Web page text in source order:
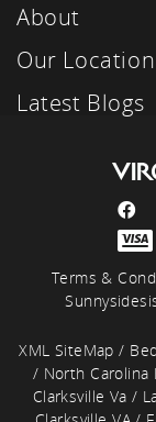
About
Our Location
Latest Blogs
Terms &
XML SiteMap /
/ North Carolina
Clarksville Va /